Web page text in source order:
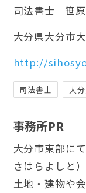
司法書士
笹
大分県大分市
http://
司法書士 大
事務所PR
大分市東部に
さはらよしと
土地・建物や